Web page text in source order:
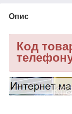
Опис
Код